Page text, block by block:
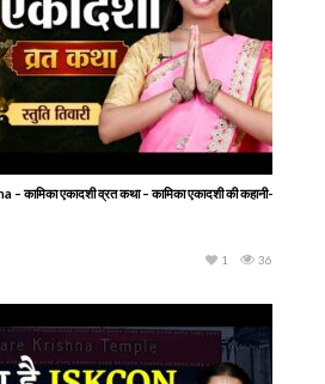
एकादशी व्रत कथा – कामिका एकादशी की कहानी-
36
1